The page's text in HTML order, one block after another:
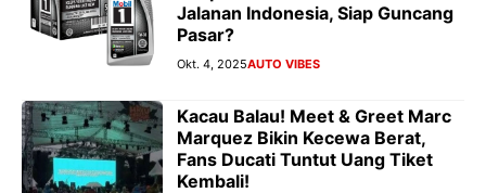
Jalanan Indonesia, Siap Guncang
Pasar?
Okt. 4, 2025AUTO VIBES
Kacau Balau! Meet & Greet Marc
Marquez Bikin Kecewa Berat,
Fans Ducati Tuntut Uang Tiket
Kembali!